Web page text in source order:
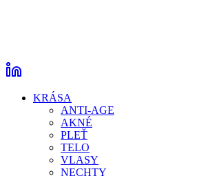
KRÁSA
ANTI-AGE
AKNÉ
PLEŤ
TELO
VLASY
NECHTY